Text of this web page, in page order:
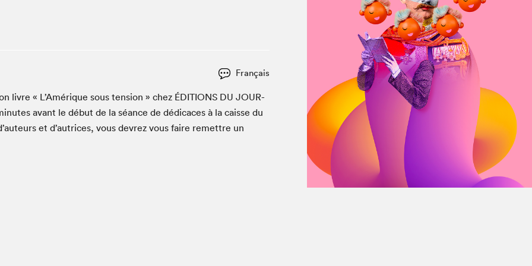
Le Salon dans ta classe
Liseur Public
Matinées scolaires Hydro-Québec
À propos du Salon
Liste des exposant·e·s
Liste des auteur·rice·s
Français
livre « L’Amérique sous ten­sion » chez ÉDI­TIONS DU JOUR­
avant le début de la séance de dédi­caces à la caisse du
et d’autrices, vous devrez vous faire remet­tre un